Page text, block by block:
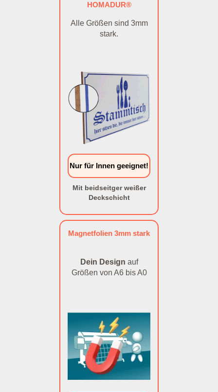
HOMADUR®
Alle Größen sind 3mm
stark.
Nur für Innen geeignet!
Mit beidseitger weißer
Deckschicht
Magnetfolien 3mm stark
Dein Design auf
Größen von A6 bis A0